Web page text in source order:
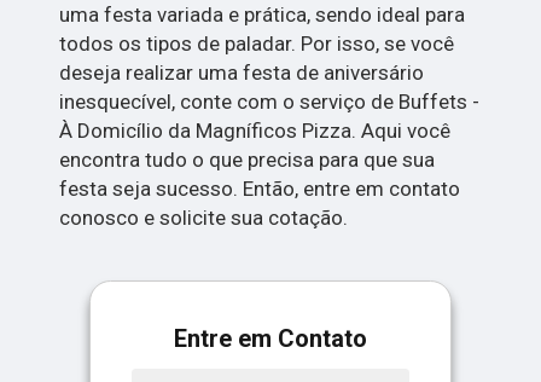
uma festa variada e prática, sendo ideal para
todos os tipos de paladar. Por isso, se você
deseja realizar uma festa de aniversário
inesquecível, conte com o serviço de Buffets -
À Domicílio da Magníficos Pizza. Aqui você
encontra tudo o que precisa para que sua
festa seja sucesso. Então, entre em contato
conosco e solicite sua cotação.
Entre em Contato